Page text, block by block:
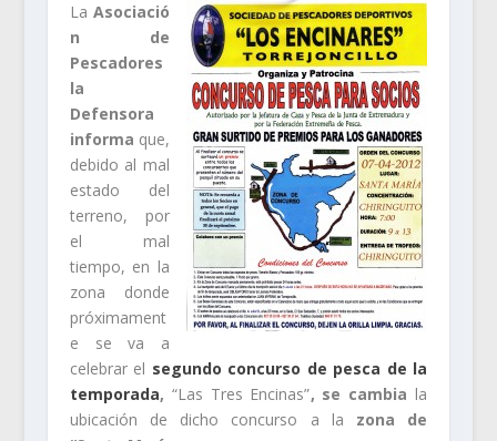
LaAsociació
n de
Pescadores
la
Defensora
informa que,
debido al mal
estado del
terreno, por
el mal
tiempo, en la
zona donde
próximament
e se va a
celebrar el segundo concurso de pesca de la
temporada, “Las Tres Encinas”, se cambia la
ubicación de dicho concurso a la zona de